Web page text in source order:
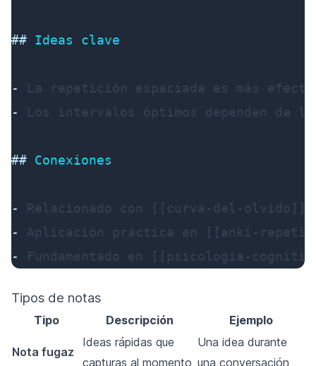
## Ideas clave
-
-
Los intervalos óptimos dependen
## Conexiones
-
-
-
Fundamentado en [[psicologia-
Tipos de notas
Tipo Descripción Ejemplo
Nota fugaz
Ideas rápidas que
capturas al momento
Una idea durante
una conversación